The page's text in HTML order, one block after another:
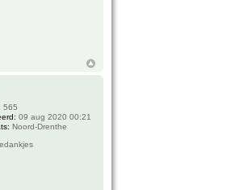
565
09 aug 2020 00:21
Noord-Drenthe